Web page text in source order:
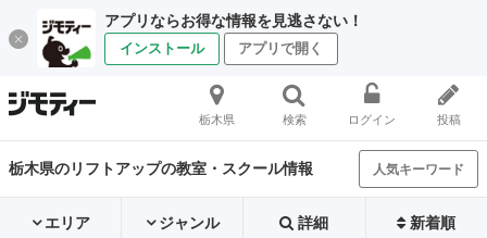
アプリならお得な情報を見逃さない！
インストール アプリで開く
栃木県 検索 ログイン 投稿
栃木県のリフトアップの教室・スクール情報 人気キーワード
エリア ジャンル 詳細 新着順